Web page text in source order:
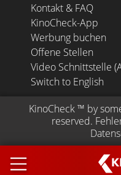
Kontakt & FAQ
KinoCheck-App
Werbung buchen
Offene Stellen
Video Schnittstelle
Switch to English
KinoCheck ™ by
reserved.